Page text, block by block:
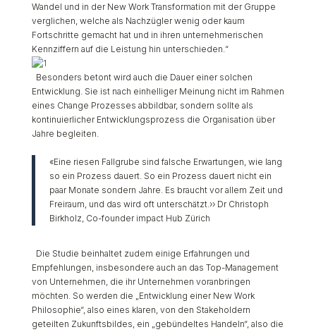
Wandel und in der New Work Transformation mit der Gruppe
verglichen, welche als Nachzügler wenig oder kaum
Fortschritte gemacht hat und in ihren unternehmerischen
Kennziffern auf die Leistung hin unterschieden.“
Besonders betont wird auch die Dauer einer solchen
Entwicklung. Sie ist nach einhelliger Meinung nicht im Rahmen
eines Change Prozesses abbildbar, sondern sollte als
kontinuierlicher Entwicklungsprozess die Organisation über
Jahre begleiten.
«Eine riesen Fallgrube sind falsche Erwartungen, wie lang
so ein Prozess dauert. So ein Prozess dauert nicht ein
paar Monate sondern Jahre. Es braucht vor allem Zeit und
Freiraum, und das wird oft unterschätzt.›› Dr Christoph
Birkholz, Co-founder impact Hub Zürich
Die Studie beinhaltet zudem einige Erfahrungen und
Empfehlungen, insbesondere auch an das Top-Management
von Unternehmen, die ihr Unternehmen voranbringen
möchten. So werden die „Entwicklung einer New Work
Philosophie“, also eines klaren, von den Stakeholdern
geteilten Zukunftsbildes, ein „gebündeltes Handeln“, also die